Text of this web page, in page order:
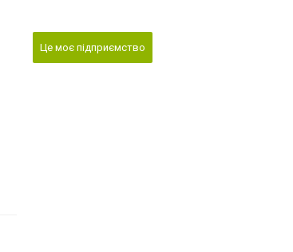
Це моє підприємство